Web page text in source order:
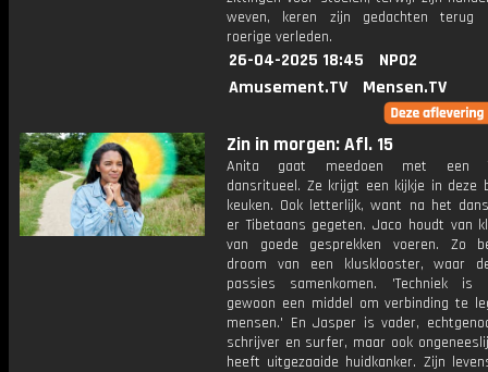
weven, keren zijn gedachten terug
roerige verleden.
26-04-2025 18:45
NPO2
Amusement.TV
Mensen.TV
Zin in morgen: Afl. 15
Anita gaat meedoen met een
dansritueel. Ze krijgt een kijkje in deze
keuken. Ook letterlijk, want na het
er Tibetaans gegeten. Jaco houdt van
van goede gesprekken voeren. Zo
droom van een klusklooster, waar
passies samenkomen. 'Techniek
gewoon een middel om verbinding te
mensen.' En Jasper is vader,
schrijver en surfer, maar ook
heeft uitgezaaide huidkanker. Zijn